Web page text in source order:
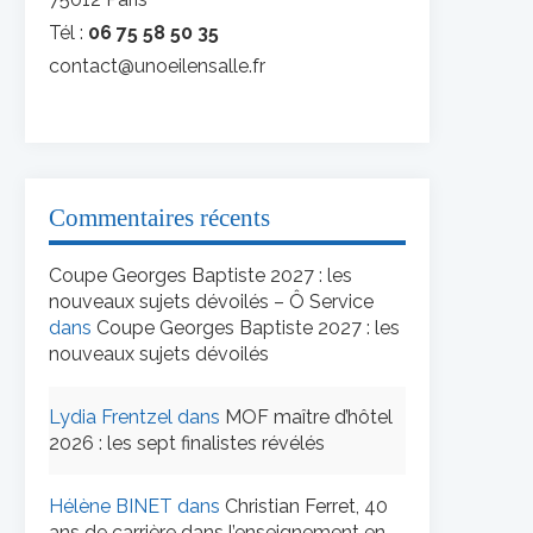
Tél : 06 75 58 50 35
contact@unoeilensalle.fr
Commentaires récents
Coupe Georges Baptiste 2027 : les
nouveaux sujets dévoilés – Ô Service
dans Coupe Georges Baptiste 2027 : les
nouveaux sujets dévoilés
Lydia Frentzel dans MOF maître d’hôtel
2026 : les sept finalistes révélés
Hélène BINET dans Christian Ferret, 40